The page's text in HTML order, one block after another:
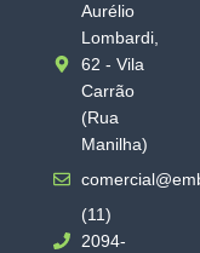
Aurélio
Lombardi,
62 - Vila
Carrão
(Rua
Manilha)
(11)
2094-